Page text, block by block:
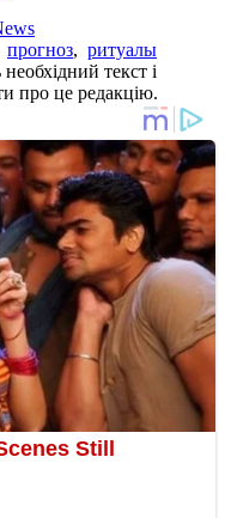
прогноз, ритуалы
текст і
про це редакцію.